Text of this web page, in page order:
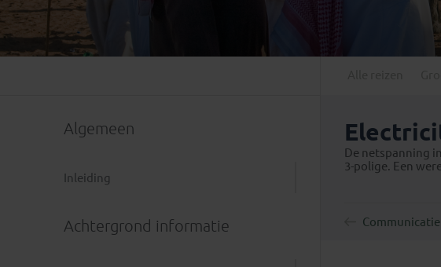
Nepal (6)
Tadzjikistan(1)
(8)
Mexico
Algemeen
Inleiding
Achtergrond informatie
De netspanning
3-polige. Een